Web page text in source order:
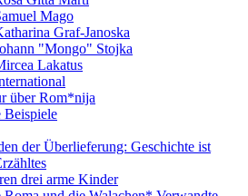
Mago
Graf-Janoska
"Mongo" Stojka
Lakatus
über Rom*nija
Beispiele
der Überlieferung: Geschichte ist
drei arme Kinder